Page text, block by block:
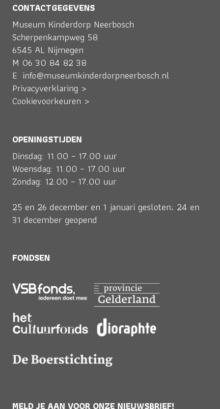
CONTACTGEGEVENS
Museum Kinderdorp Neerbosch
Scherpenkampweg 58
6545 AL Nijmegen
M 06 30 84 82 38
E info@museumkinderdorpneerbosch.nl
Privacyverklaring >
Cookievoorkeuren >
OPENINGSTIJDEN
Dinsdag: 11.00 – 17.00 uur
Woensdag: 11.00 – 17.00 uur
Zondag: 12.00 – 17.00 uur
25 en 26 december en 1 januari gesloten; 24 en
31 december geopend
FONDSEN
MELD JE AAN VOOR ONZE NIEUWSBRIEF!